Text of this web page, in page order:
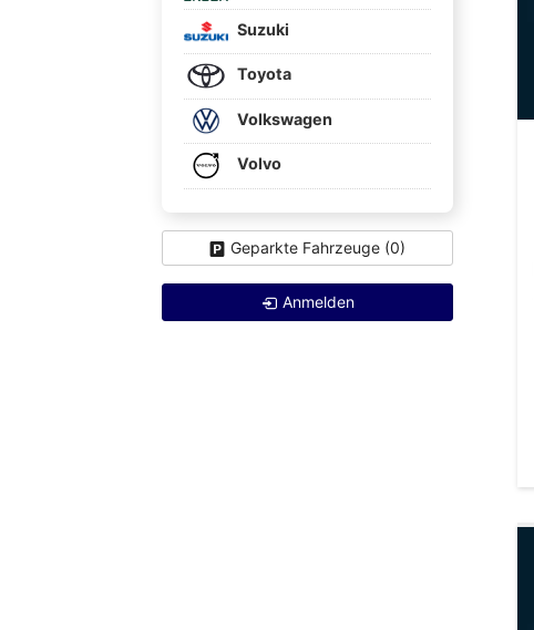
Suzuki
Toyota
Volkswagen
Volvo
Geparkte Fahrzeuge (0)
Anmelden